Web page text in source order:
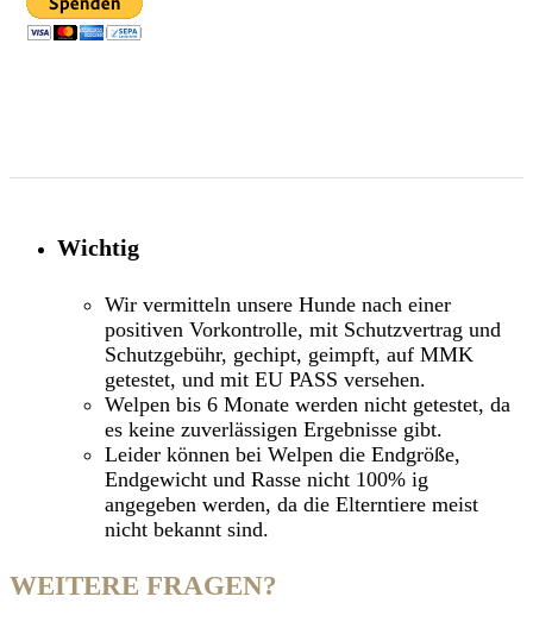
Wichtig
Wir vermitteln unsere Hunde nach einer
positiven Vorkontrolle, mit Schutzvertrag und
Schutzgebühr, gechipt, geimpft, auf MMK
getestet, und mit EU PASS versehen.
Welpen bis 6 Monate werden nicht getestet, da
es keine zuverlässigen Ergebnisse gibt.
Leider können bei Welpen die Endgröße,
Endgewicht und Rasse nicht 100% ig
angegeben werden, da die Elterntiere meist
nicht bekannt sind.
WEITERE FRAGEN?